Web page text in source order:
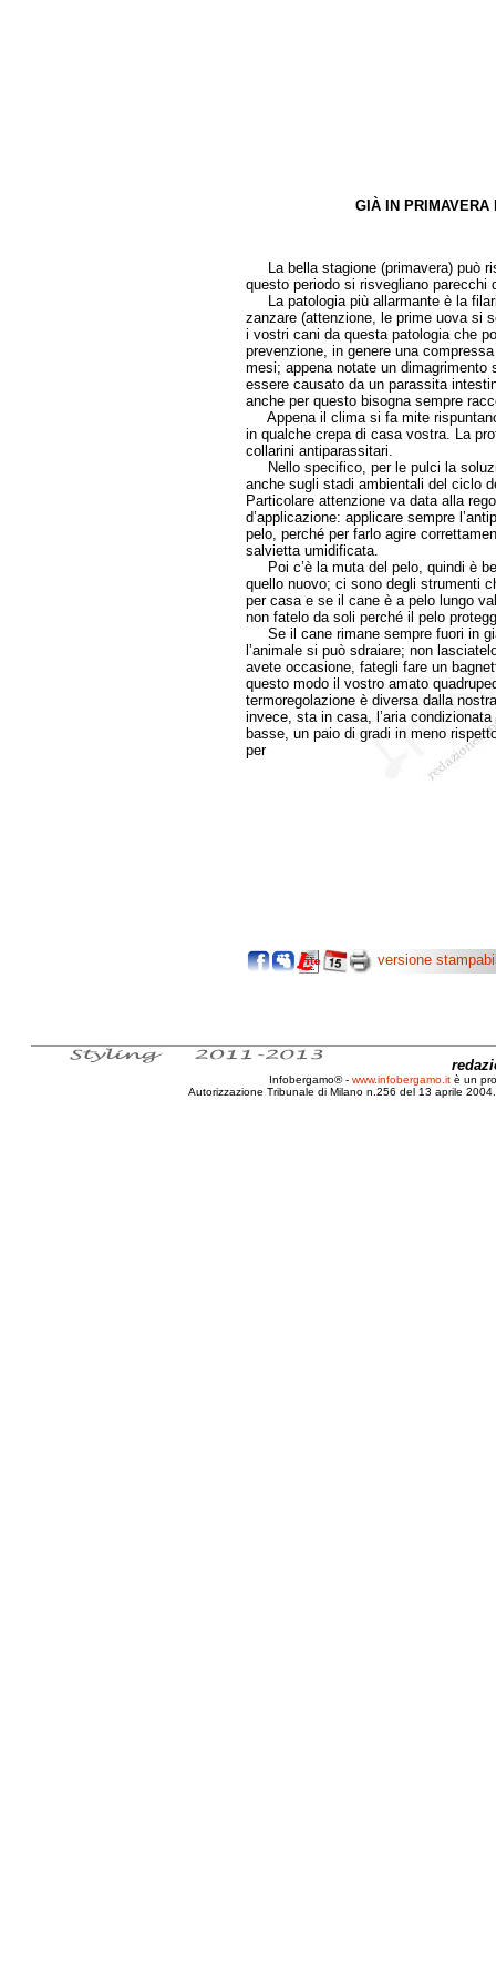
GIÀ IN PRIMAVERA
La bella stagione (primavera) può
questo periodo si risvegliano
La patologia più allarmante è la
zanzare (attenzione, le prime uova si
i vostri cani da questa patologia che
prevenzione, in genere una
mesi; appena notate un
essere causato da un parassita
anche per questo bisogna sempre
Appena il clima si fa mite
in qualche crepa di casa vostra. La
collarini antiparassitari.
Nello specifico, per le pulci la
anche sugli stadi ambientali del ciclo
Particolare attenzione va data alla
d’applicazione: applicare sempre
pelo, perché per farlo agire
salvietta umidificata.
Poi c’è la muta del pelo, quindi è
quello nuovo; ci sono degli strumenti
per casa e se il cane è a pelo lungo
non fatelo da soli perché il pelo
Se il cane rimane sempre fuori in
l’animale si può sdraiare; non
avete occasione, fategli fare un
questo modo il vostro amato
termoregolazione è diversa dalla
invece, sta in casa, l’aria
basse, un paio di gradi in meno
per
versione
Infobergamo® - www.infobergamo.it è un
Autorizzazione Tribunale di Milano n.256 del 13 aprile